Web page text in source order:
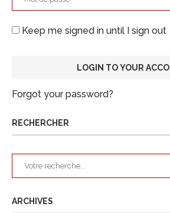
Keep me signed in until I sign out
Forgot your password?
RECHERCHER
ARCHIVES